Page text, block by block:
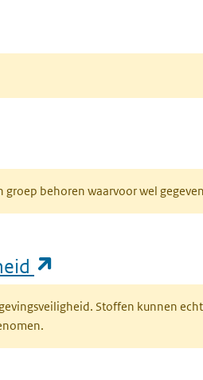
behoren waarvoor wel
Stoffen kunnen